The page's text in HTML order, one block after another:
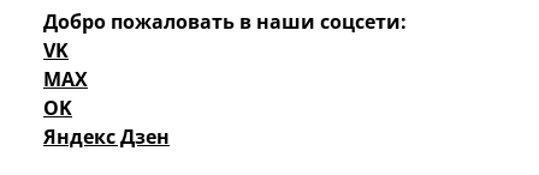
Добро пожаловать в наши соцсети:
VK
MAX
OK
Яндекс Дзен